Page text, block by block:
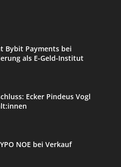
Bybit Payments bei
als E-Geld-Institut
Ecker Pindeus Vogl
NOE bei Verkauf